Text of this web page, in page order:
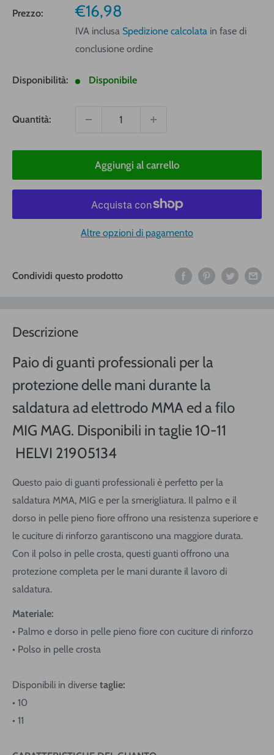
Prezzo:
Prezzo
vendita
€16,98
IVA inclusa Spedizione calcolata in fase di
conclusione ordine
Disponibilità: Disponibile
Quantità:
Aggiungi al carrello
Altre opzioni di pagamento
Condividi questo prodotto
Descrizione
Paio di guanti professionali per la
protezione delle mani durante la
saldatura ad elettrodo MMA ed a filo
MIG MAG. Disponibili in taglie 10-11
HELVI 21905134
Questo paio di guanti professionali è perfetto per la
saldatura MMA, MIG e per la smerigliatura. Il palmo e il
dorso in pelle pieno fiore offrono una resistenza superiore e
le cuciture di rinforzo garantiscono una maggiore durata.
Con il polso in pelle crosta, questi guanti offrono una
protezione completa per le mani durante il lavoro di
saldatura.
Materiale:
• Palmo e dorso in pelle pieno fiore con cuciture di rinforzo
• Polso in pelle crosta
Disponibili in diverse taglie:
• 10
• 11